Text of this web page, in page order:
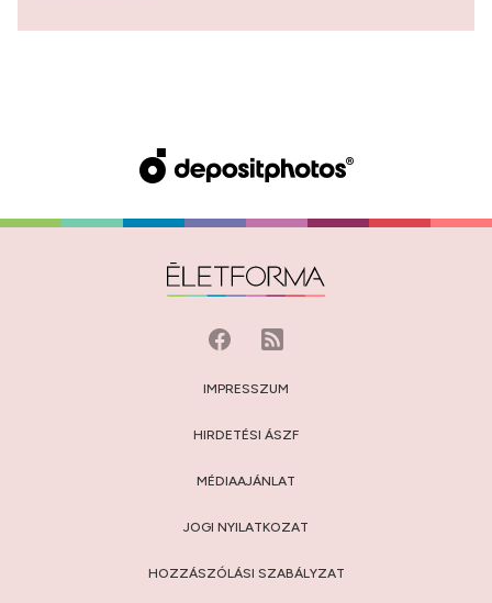
IMPRESSZUM
HIRDETÉSI ÁSZF
MÉDIAAJÁNLAT
JOGI NYILATKOZAT
HOZZÁSZÓLÁSI SZABÁLYZAT